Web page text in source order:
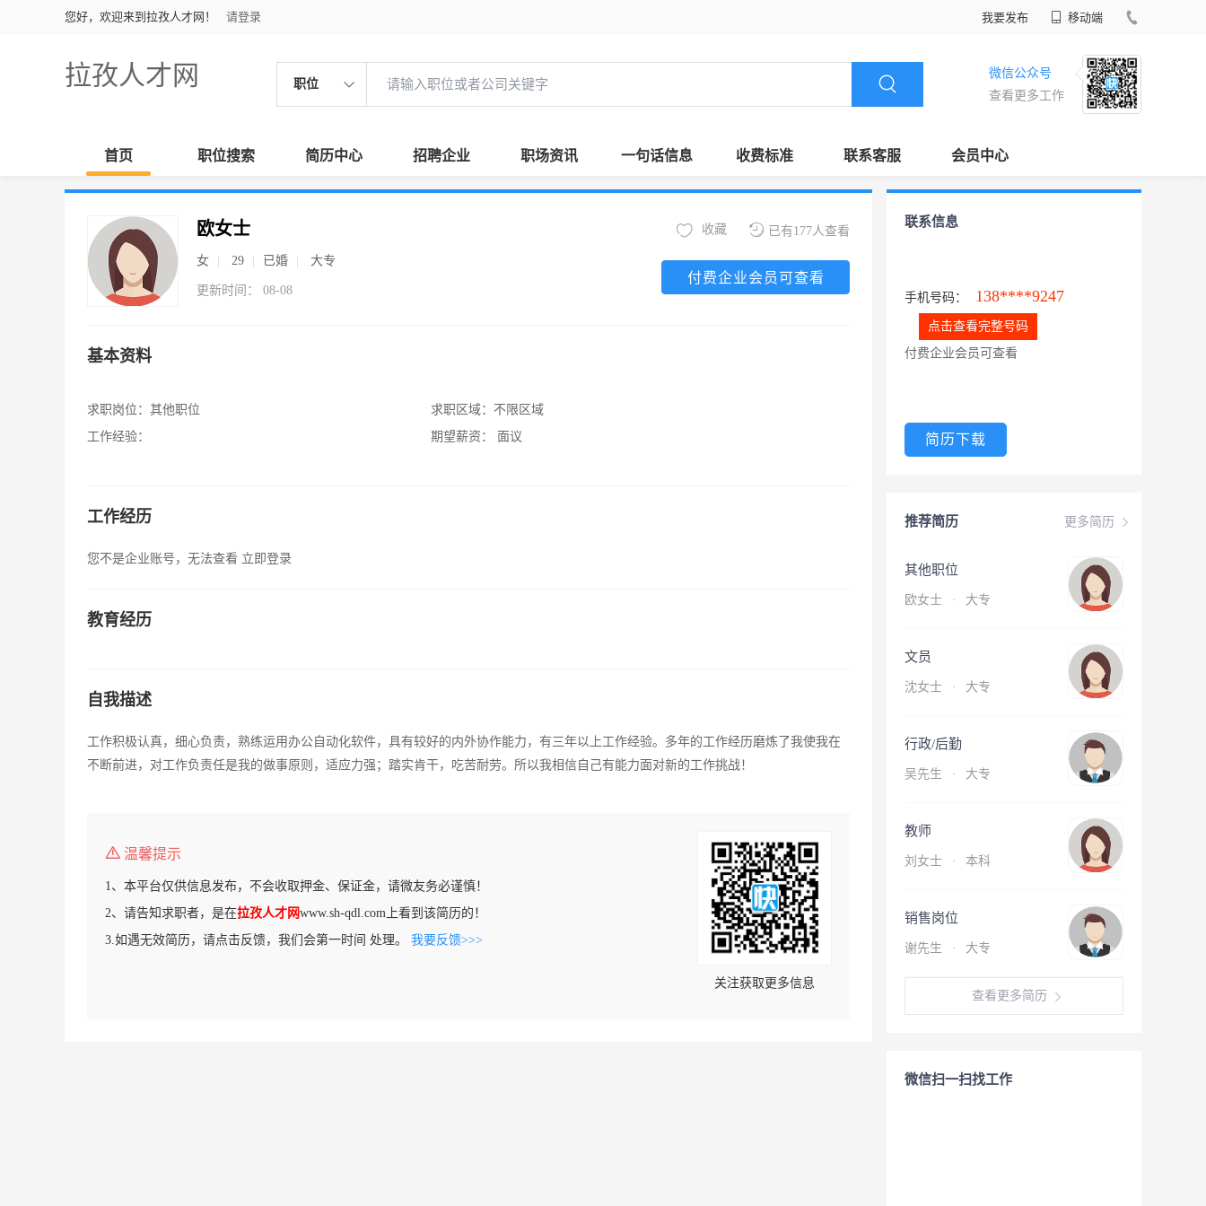
您好，欢迎来到拉孜人才网！ 请登录 我要发布 移动端
拉孜人才网 职位
微信公众号
查看更多工作
首页 职位搜索 简历中心 招聘企业 职场资讯 一句话信息 收费标准 联系客服 会员中心
欧女士
女 29 已婚 大专
更新时间： 08-08
已有177人查看
收藏
付费企业会员可查看
基本资料
求职岗位： 其他职位
工作经验：
求职区域： 不限区域
期望薪资：
面议
工作经历
您不是企业账号，无法查看 立即登录
教育经历
自我描述
工作积极认真，细心负责，熟练运用办公自动化软件，具有较好的内外协作能力，有三年以上工作经验。多年的工作经历磨炼了我使我在
不断前进，对工作负责任是我的做事原则，适应力强；踏实肯干，吃苦耐劳。所以我相信自己有能力面对新的工作挑战！
温馨提示
1、本平台仅供信息发布，不会收取押金、保证金，请微友务必谨慎！
2、请告知求职者，是在拉孜人才网www.sh-qdl.com上看到该简历的！
3.如遇无效简历，请点击反馈，我们会第一时间 处理。 我要反馈>>>
关注获取更多信息
联系信息
手机号码： 138****9247
点击查看完整号码
付费企业会员可查看
简历下载
更多简历
推荐简历
其他职位
欧女士 · 大专
文员
沈女士 · 大专
行政/后勤
吴先生 · 大专
教师
刘女士 · 本科
销售岗位
谢先生 · 大专
查看更多简历
微信扫一扫找工作